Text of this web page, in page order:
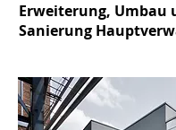
Erweiterung, Umbau
Sanierung